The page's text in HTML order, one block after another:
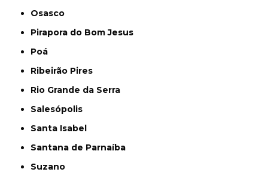
Osasco
Pirapora do Bom Jesus
Poá
Ribeirão Pires
Rio Grande da Serra
Salesópolis
Santa Isabel
Santana de Parnaíba
Suzano